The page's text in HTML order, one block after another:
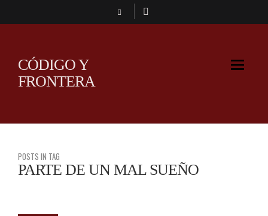
CÓDIGO Y
FRONTERA
POSTS IN TAG
PARTE DE UN MAL SUEÑO